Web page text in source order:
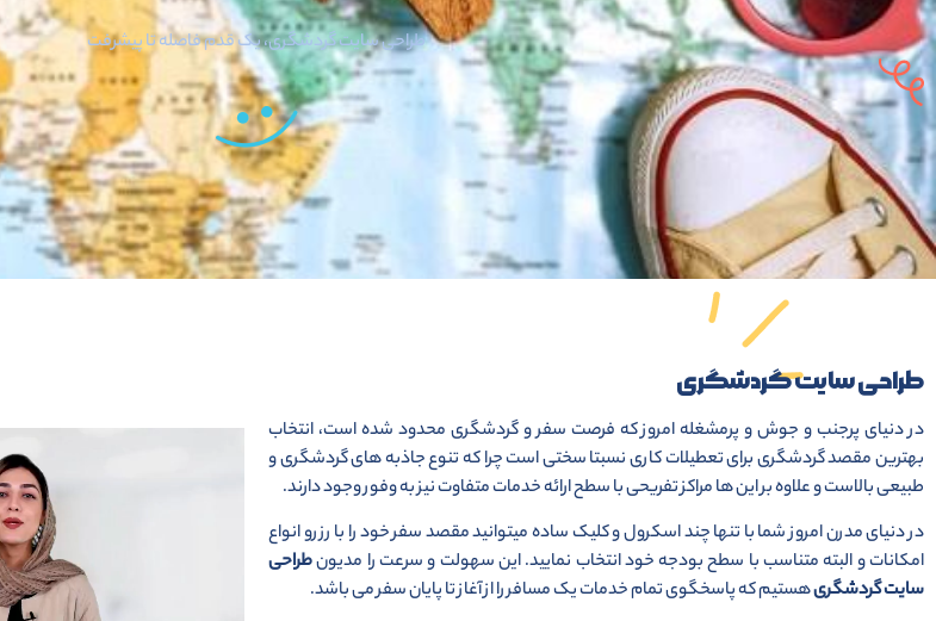
طراحی سایت گردشگری، یک قدم فاصله تا پیشرفت
طراحی سایت گردشگری
در دنیای پرجنب و جوش و پرمشغله امروز که فرصت سفر و گردشگری محدود شده است، انتخاب
بهترین مقصد گردشگری برای تعطیلات کاری نسبتا سختی است چرا که تنوع جاذبه های گردشگری و
طبیعی بالاست و علاوه بر این ها مراکز تفریحی با سطح ارائه خدمات متفاوت نیز به وفور وجود دارند.
در دنیای مدرن امروز شما با تنها چند اسکرول و کلیک ساده میتوانید مقصد سفر خود را با رزرو انواع
امکانات و البته متناسب با سطح بودجه خود انتخاب نمایید. این سهولت و سرعت را مدیونطراحی
سایت گردشگریهستیم که پاسخگوی تمام خدمات یک مسافر را از آغاز تا پایان سفر می باشد.